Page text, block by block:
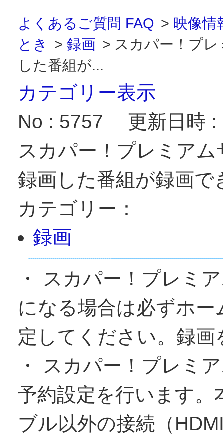
よくあるご質問 FAQ > 映像情
とき
> 録画 > スカパー！プ
した番組が...
カテゴリー表示
No : 5757
更新日時
スカパー！プレミア
録画した番組が録画で
カテゴリー：
録画
・ スカパー！プレミ
になる場合は必ずホ
定してください。録
・ スカパー！プレミ
予約設定を行います
ブル以外の接続（